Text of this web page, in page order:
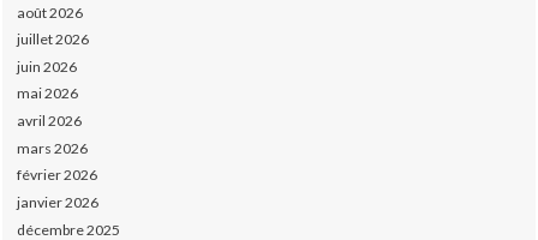
août 2026
juillet 2026
juin 2026
mai 2026
avril 2026
mars 2026
février 2026
janvier 2026
décembre 2025